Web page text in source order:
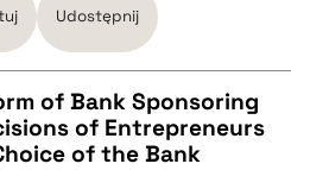
Udostępnij
of Bank Sponsoring
of Entrepreneurs
of the Bank